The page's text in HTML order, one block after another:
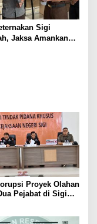
Sigi
Jaksa Amankan
Proyek Olahan
Pejabat di Sigi